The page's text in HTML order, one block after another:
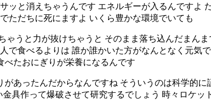
ッと消えちゃうんです エネルギーが入るんです
ただちに死にますよ いくら豊かな環境でいても
ゃうと力が抜けちゃうと そのまま落ち込んだまん
で食べるよりは 誰か誰かいた方がなんとなく元
たおにぎりが栄養になるんです
があったんだからなんですね そういうのは科学的
具作って爆破させて研究するでしょう 時々ロケ